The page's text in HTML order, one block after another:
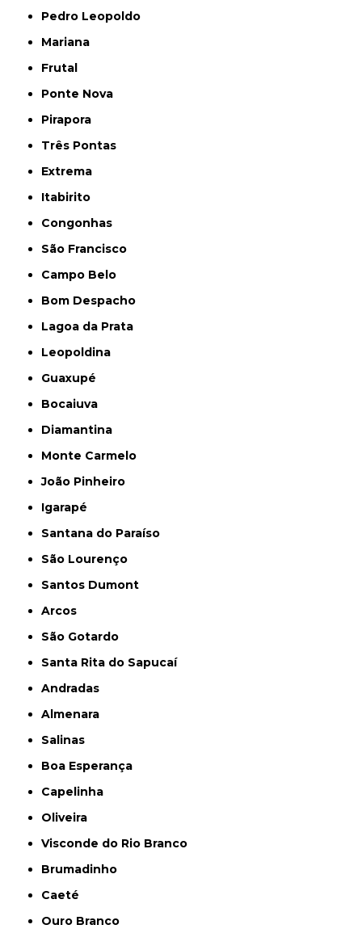
Pedro Leopoldo
Mariana
Frutal
Ponte Nova
Pirapora
Três Pontas
Extrema
Itabirito
Congonhas
São Francisco
Campo Belo
Bom Despacho
Lagoa da Prata
Leopoldina
Guaxupé
Bocaiuva
Diamantina
Monte Carmelo
João Pinheiro
Igarapé
Santana do Paraíso
São Lourenço
Santos Dumont
Arcos
São Gotardo
Santa Rita do Sapucaí
Andradas
Almenara
Salinas
Boa Esperança
Capelinha
Oliveira
Visconde do Rio Branco
Brumadinho
Caeté
Ouro Branco